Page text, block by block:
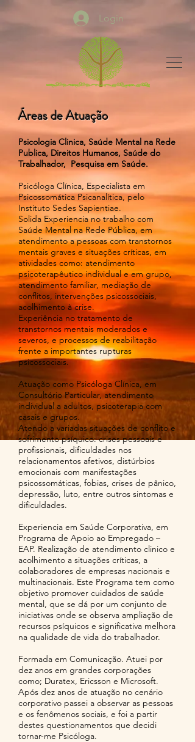
Login
Áreas de Atuação
Psicologia Clinica, Saúde Mental na Rede
Publica, Direitos Humanos, Saúde do
Trabalhador, Pesquisa em Saúde.
Psicóloga Clínica, Especialista em
Psicossomática Psicanalítica, pelo
Instituto Sedes Sapientiae.
Solida Experiencia no trabalho com
Saúde Mental na Rede Pública, em
atendimento a pessoas com transtornos
mentais graves e situações críticas, em
atividades como: atendimento
psicoterapêutico individual e em grupo,
atendimento familiar, mediação de
conflitos, intervenções psicossociais,
acolhimento à crise.
Experiência no tratamento de
transtornos mentais moderados e
severos, e processos de reabilitação
frente a importantes rupturas
psicossociais.
Atuação como Psicóloga Clínica, em
Consultório Particular, atendimento
individual a adultos, psicoterapia com
casais e grupos.
Atendo a variadas situações de conflito e
sofrimento psíquico: crises pessoais e
profissionais, dificuldades nos
relacionamentos afetivos, distúrbios
emocionais com manifestações
psicossomáticas, fobias, crises de pânico,
depressão, luto, entre outros sintomas e
dificuldades.
Experiencia em Saúde Corporativa, em
Programa de Apoio ao Empregado –
EAP. Realização de atendimento clinico e
acolhimento a situações críticas, a
colaboradores de empresas nacionais e
multinacionais. Este Programa tem como
objetivo promover cuidados de saúde
mental, que se dá por um conjunto de
iniciativas onde se observa ampliação de
recursos psíquicos e significativa melhora
na qualidade de vida do trabalhador.
Formada em Comunicação. Atuei por
dez anos em grandes corporações
como; Duratex, Ericsson e Microsoft.
Após dez anos de atuação no cenário
corporativo passei a observar as pessoas
e os fenômenos sociais, e foi a partir
destes questionamentos que decidi
tornar-me Psicóloga.